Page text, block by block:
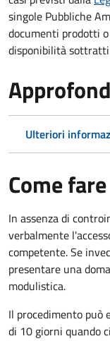
singole Pubbliche
documenti prodotti
disponibilità sottratti
Ulteriori
Come fare
In assenza di
verbalmente
competente. Se
presentare una
modulistica.
Il procedimento può
di 10 giorni quando